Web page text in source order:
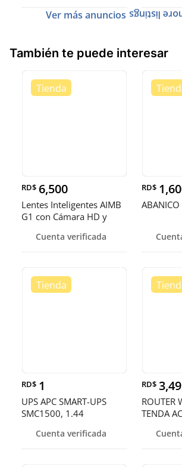
Ver más anuncios
También te puede interesar
RD$ 6,500
Lentes Inteligentes AIMB
G1 con Cámara HD y
Cuenta verificada
RD$
ABANICO
RD$ 1
UPS APC SMART-UPS
SMC1500, 1.44
WATTS, INPUT 120V
Cuenta verificada
RD$
ROUTER
TENDA
867